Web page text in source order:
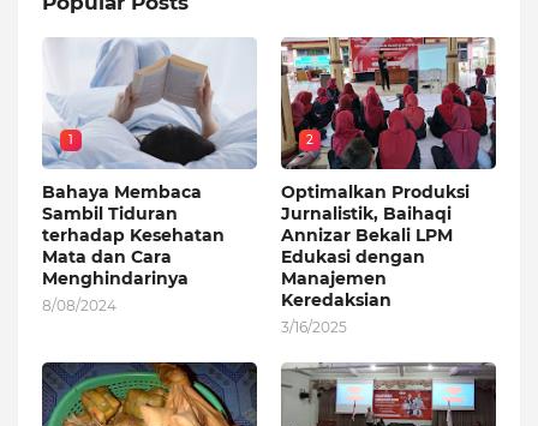
1
Bahaya Membaca
Sambil Tiduran
terhadap Kesehatan
Mata dan Cara
Menghindarinya
8/08/2024
2
Optimalkan Produksi
Jurnalistik, Baihaqi
Annizar Bekali LPM
Edukasi dengan
Manajemen
Keredaksian
3/16/2025